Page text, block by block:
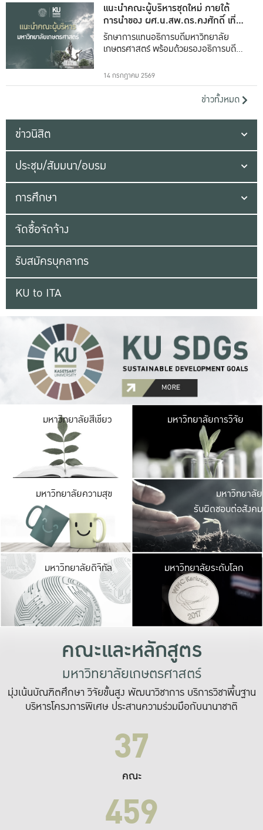
แนะนำคณะผู้บริหารชุดใหม่ ภายใต้
การนำของ ผศ.น.สพ.ดร.คงศักดิ์ เที่ยง
ธรรม
รักษาการแทนอธิการบดีมหาวิทยาลัย
เกษตรศาสตร์ พร้อมด้วยรองอธิการบดีทั้ง
14 กรกฎาคม 2569
ข่าวทั้งหมด
ข่าวนิสิต
ประชุม/สัมมนา/อบรม
การศึกษา
จัดซื้อจัดจ้าง
รับสมัครบุคลากร
KU to ITA
มหาวิทยาลัยสีเขียว มหาวิ
มีพื้นที่เขียวสดใส
เป็นป่าในเมือง เกษต
มหาวิทยาลัยการวิจัย
มหาวิทยาลัยความสุข มหาวิ
ค
เปิดประ
และพบเรื่องราวใ
มหาวิทยาลัย
รับผิดชอบต่อสังคม
มหาวิทยาลัยดิจิทัล มหาวิ
เปลี่ยนแปลง แล
เพื่อทำง
ระบบสารสนเทศ
มหาวิทยาลัยระดับโลก
คณะและหลักสูตร
มหาวิทยาลัยเกษตรศาสตร์
มุ่งเน้นบัณฑิตศึกษา วิจัยขั้นสูง พัฒนาวิชาการ บริการวิชาพื้นฐาน
บริหารโครงการพิเศษ ประสานความร่วมมือกับนานาชาติ
37
คณะ
459